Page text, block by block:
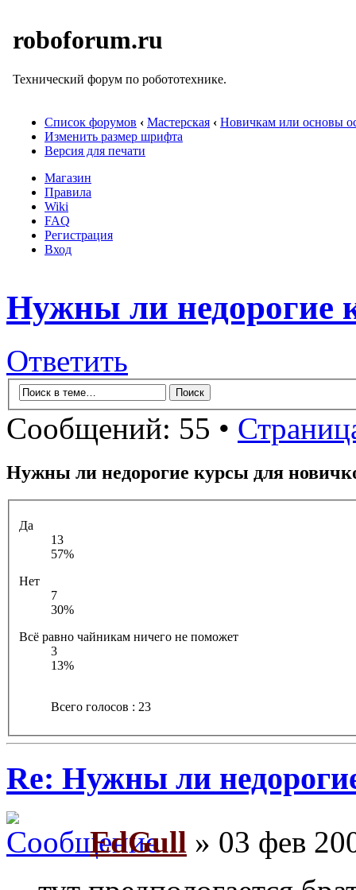
roboforum.ru
Технический форум по робототехнике.
Список форумов ‹ Мастерская ‹ Новичкам или основы
Изменить размер шрифта
Версия для печати
Магазин
Правила
Wiki
FAQ
Регистрация
Вход
Нужны ли недорогие
Ответить
Сообщений: 55 •
Нужны ли недорогие курсы для
Да
13
57%
Нет
7
30%
Всё равно чайникам ничего не поможет
3
13%
Всего голосов : 23
Re: Нужны ли
EdGull » 03 фев